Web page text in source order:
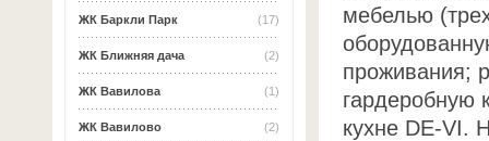
(17)
ЖК Баркли Парк
(2)
ЖК Ближняя дача
(1)
ЖК Вавилова
(2)
ЖК Вавилово
мебелью
проживания;
гардеробную
кухне DE-VI.